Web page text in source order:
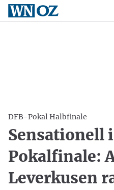
DFB-Pokal Halbfinale
Sensationell
Pokalfinale:
Leverkusen